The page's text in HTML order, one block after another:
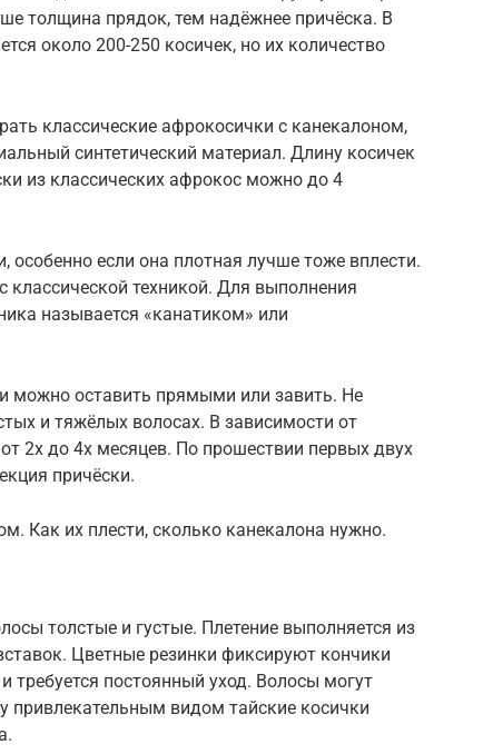
толщина прядок, тем надёжнее причёска. В
около 200-250 косичек, но их количество
классические афрокосички с канекалоном,
синтетический материал. Длину косичек
из классических афрокос можно до 4
особенно если она плотная лучше тоже вплести.
техникой. Для выполнения
называется «канатиком» или
можно оставить прямыми или завить. Не
и тяжёлых волосах. В зависимости от
2х до 4х месяцев. По прошествии первых двух
причёски.
Как их плести, сколько канекалона нужно.
толстые и густые. Плетение выполняется из
Цветные резинки фиксируют кончики
требуется постоянный уход. Волосы могут
привлекательным видом тайские косички